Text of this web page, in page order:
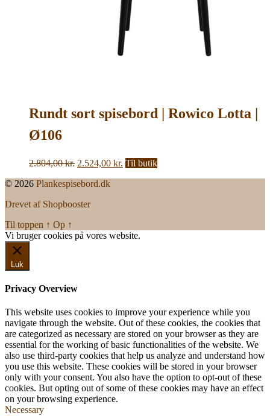
Rundt sort spisebord | Rowico Lotta |
Ø106
2.804,00kr. Den
pris
2.804,00 kr..
2.524,00 kr. Den
Til butik
© 2026 Plankespisebord.dk
Drevet af Shopbooster
Til toppen ↑ Op ↑
Vi bruger cookies på vores website.
Luk
Privacy Overview
This website uses cookies to improve your experience while you
navigate through the website. Out of these cookies, the cookies that
are categorized as necessary are stored on your browser as they are
essential for the working of basic functionalities of the website. We
also use third-party cookies that help us analyze and understand how
you use this website. These cookies will be stored in your browser
only with your consent. You also have the option to opt-out of these
cookies. But opting out of some of these cookies may have an effect
on your browsing experience.
Necessary